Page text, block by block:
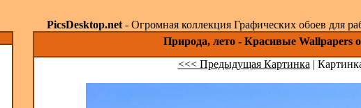
PicsDesktop.net- Огромная коллекция Графических обоев для
Природа, лето - Красивые Wallpapers
<<< Предыдущая Картинка |